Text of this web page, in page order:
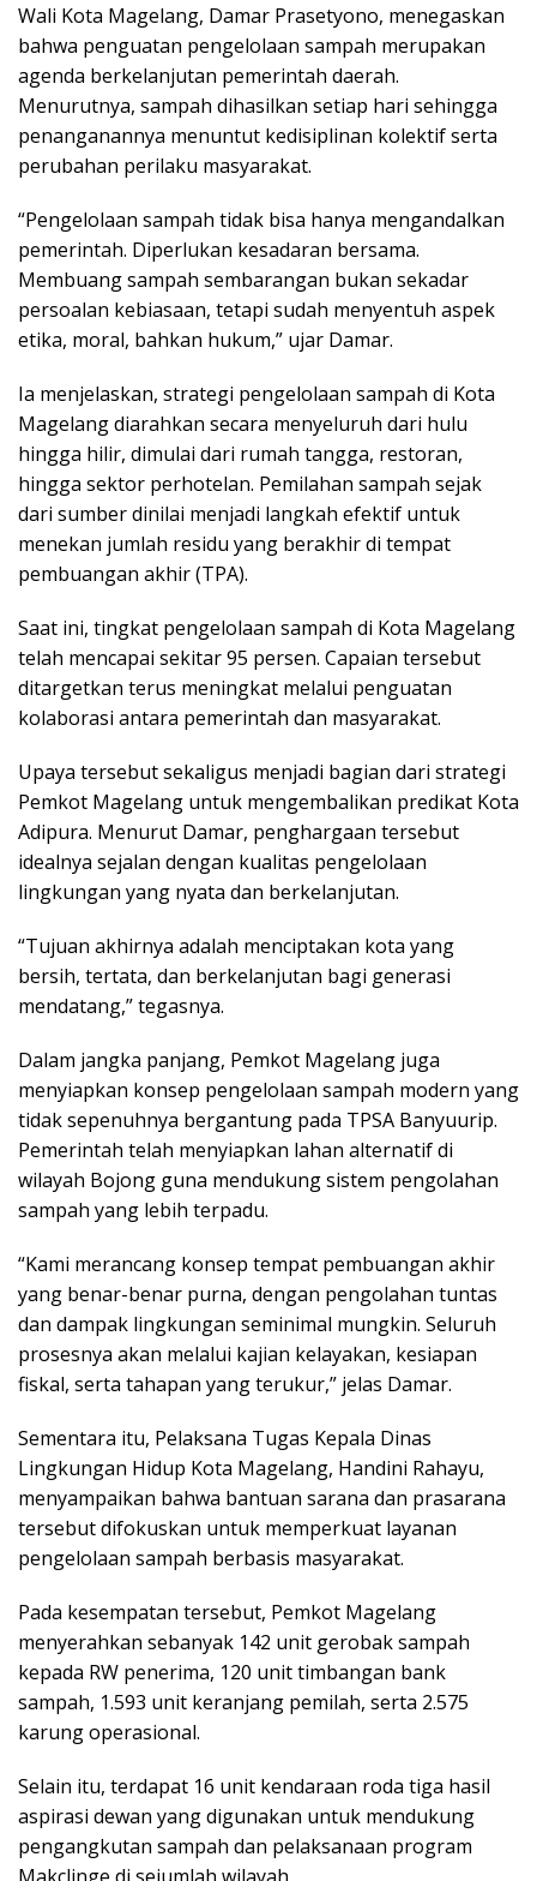
Wali Kota Magelang, Damar Prasetyono, menegaskan
bahwa penguatan pengelolaan sampah merupakan
agenda berkelanjutan pemerintah daerah.
Menurutnya, sampah dihasilkan setiap hari sehingga
penanganannya menuntut kedisiplinan kolektif serta
perubahan perilaku masyarakat.
“Pengelolaan sampah tidak bisa hanya mengandalkan
pemerintah. Diperlukan kesadaran bersama.
Membuang sampah sembarangan bukan sekadar
persoalan kebiasaan, tetapi sudah menyentuh aspek
etika, moral, bahkan hukum,” ujar Damar.
Ia menjelaskan, strategi pengelolaan sampah di Kota
Magelang diarahkan secara menyeluruh dari hulu
hingga hilir, dimulai dari rumah tangga, restoran,
hingga sektor perhotelan. Pemilahan sampah sejak
dari sumber dinilai menjadi langkah efektif untuk
menekan jumlah residu yang berakhir di tempat
pembuangan akhir (TPA).
Saat ini, tingkat pengelolaan sampah di Kota Magelang
telah mencapai sekitar 95 persen. Capaian tersebut
ditargetkan terus meningkat melalui penguatan
kolaborasi antara pemerintah dan masyarakat.
Upaya tersebut sekaligus menjadi bagian dari strategi
Pemkot Magelang untuk mengembalikan predikat Kota
Adipura. Menurut Damar, penghargaan tersebut
idealnya sejalan dengan kualitas pengelolaan
lingkungan yang nyata dan berkelanjutan.
“Tujuan akhirnya adalah menciptakan kota yang
bersih, tertata, dan berkelanjutan bagi generasi
mendatang,” tegasnya.
Dalam jangka panjang, Pemkot Magelang juga
menyiapkan konsep pengelolaan sampah modern yang
tidak sepenuhnya bergantung pada TPSA Banyuurip.
Pemerintah telah menyiapkan lahan alternatif di
wilayah Bojong guna mendukung sistem pengolahan
sampah yang lebih terpadu.
“Kami merancang konsep tempat pembuangan akhir
yang benar-benar purna, dengan pengolahan tuntas
dan dampak lingkungan seminimal mungkin. Seluruh
prosesnya akan melalui kajian kelayakan, kesiapan
fiskal, serta tahapan yang terukur,” jelas Damar.
Sementara itu, Pelaksana Tugas Kepala Dinas
Lingkungan Hidup Kota Magelang, Handini Rahayu,
menyampaikan bahwa bantuan sarana dan prasarana
tersebut difokuskan untuk memperkuat layanan
pengelolaan sampah berbasis masyarakat.
Pada kesempatan tersebut, Pemkot Magelang
menyerahkan sebanyak 142 unit gerobak sampah
kepada RW penerima, 120 unit timbangan bank
sampah, 1.593 unit keranjang pemilah, serta 2.575
karung operasional.
Selain itu, terdapat 16 unit kendaraan roda tiga hasil
aspirasi dewan yang digunakan untuk mendukung
pengangkutan sampah dan pelaksanaan program